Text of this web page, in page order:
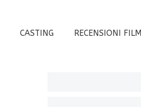
CASTING RECENSIONI FILM